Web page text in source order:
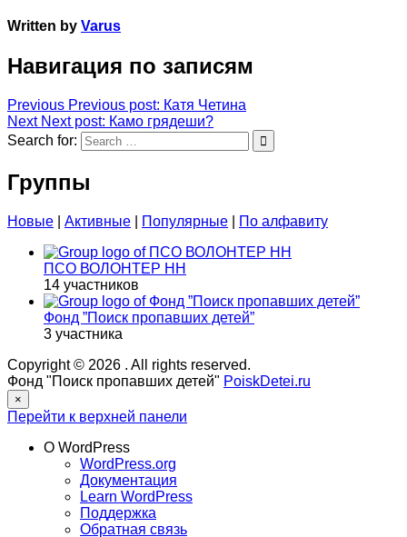
Written by Varus
Навигация по записям
Previous Previous post: Катя Четина
Next Next post: Камо грядеши?
Search for:
Группы
Новые Активные Популярные По алфавиту
ПСО ВОЛОНТЕР НН
14 участников
Фонд ”Поиск пропавших детей”
3 участника
Copyright © 2026 . All rights reserved.
Фонд "Поиск пропавших детей" PoiskDetei.ru
×
Перейти к верхней панели
О WordPress
WordPress.org
Документация
Learn WordPress
Поддержка
Обратная связь